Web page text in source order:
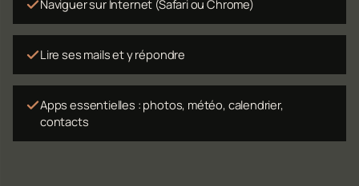
Naviguer sur Internet (Safari ou Chrome)
Lire ses mails et y répondre
Apps essentielles : photos, météo, calendrier,
contacts